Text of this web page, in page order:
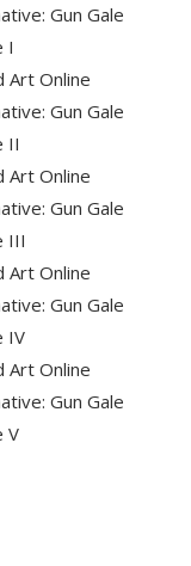
Gun Gale
I
Art Online
Gun Gale
II
Art Online
Gun Gale
III
Art Online
Gun Gale
IV
Art Online
Gun Gale
V